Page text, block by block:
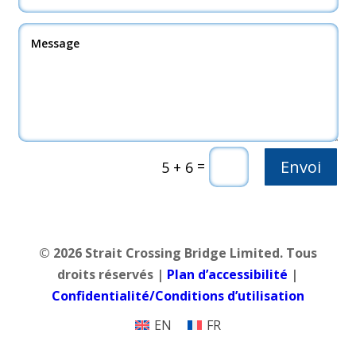
5 + 6= Envoi
© 2026 Strait Crossing Bridge Limited. Tous
droits réservés | Plan d’accessibilité |
Confidentialité/Conditions d’utilisation
EN
FR